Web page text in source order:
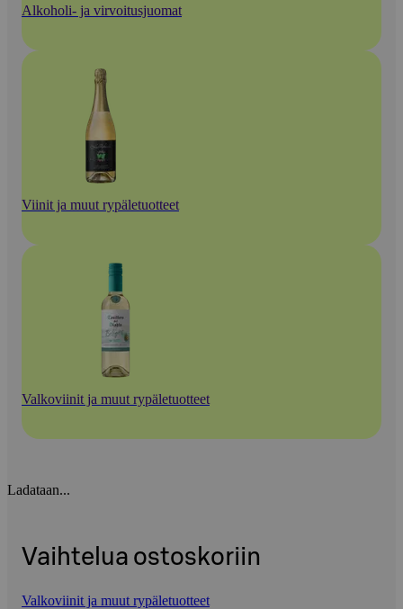
Alkoholi- ja virvoitusjuomat
Viinit ja muut rypäletuotteet
Valkoviinit ja muut rypäletuotteet
Ladataan...
Vaihtelua ostoskoriin
Valkoviinit ja muut rypäletuotteet